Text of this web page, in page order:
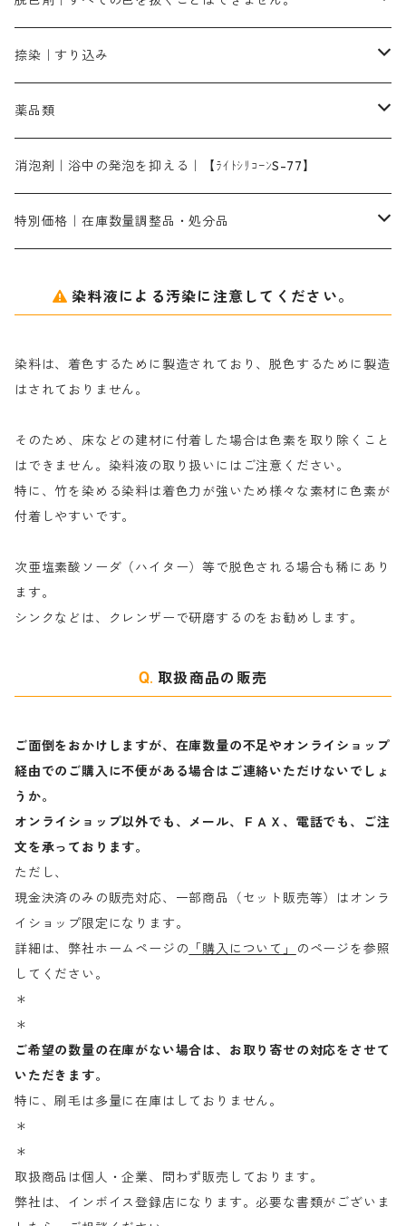
1kg
ローズMB｜鮮やかなピンク色）
スカイブルーMG｜緑みの空色
ターキスブルーHNG｜緑みの空色
片羽刷毛
型洗いブラシ
レオニールEHC｜反応染料用
ソルバライトS-70｜各種繊維の浸し染めに使用可能
染料の定着向上剤
ライトフィックスAコンク｜綿・麻もしくは直接染料で染めた素材
シルクフィックス３A｜絹の染料定着向上剤
アルカリ剤｜反応染料用
ソーダ灰
染料溶解剤
セレナゾールPDN｜各種染料の染料溶解剤
白場汚染防止剤
海藻系
たんぱく質系
化学糊（PVA）
防腐剤｜アルカリ性
脱色剤
全体脱色｜ハイドロサルファイトコンク
部分脱色｜デグロリンSコンク
脱色助剤｜浸透・複色抑制剤
メイプロガムNP｜にじみ防止剤
アミラヂンD｜浸透・複色抑制剤
捺染｜すり込み
染料溶解剤｜染料の均一な浸透・吸着を補助する
捺染糊
メイプロガムNP（綿・麻・絹用｜直接・酸性・含金染料用）
白場汚染防止剤｜ソーピング剤｜水洗する際の再汚染防止剤
薬品類
ア行
カ行
ナ行
ハ行
マ行
消泡剤｜浴中の発泡を抑える｜【ﾗｲﾄｼﾘｺｰﾝS-77】
特別価格｜在庫数量調整品・処分品
粉末顔料
綿・麻を染める染料
絹・羊毛を染める染料
染料液による汚染に注意してください。
染料は、着色するために製造されており、脱色するために製造
はされておりません。
そのため、床などの建材に付着した場合は色素を取り除くこと
はできません。染料液の取り扱いにはご注意ください。
特に、竹を染める染料は着色力が強いため様々な素材に色素が
付着しやすいです。
次亜塩素酸ソーダ（ハイター）等で脱色される場合も稀にあり
ます。
シンクなどは、クレンザーで研磨するのをお勧めします。
取扱商品の販売
ご面倒をおかけしますが、在庫数量の不足やオンライショップ
経由でのご購入に不便がある場合はご連絡いただけないでしょ
うか。
オンライショップ以外でも、メール、ＦＡＸ、電話でも、ご注
文を承っております。
ただし、
現金決済のみの販売対応、一部商品（セット販売等）はオンラ
イショップ限定になります。
詳細は、弊社ホームページの 「購入について」
のページを参照
してください。
＊
＊
ご希望の数量の在庫がない場合は、お取り寄せの対応をさせて
いただきます。
特に、刷毛は多量に在庫はしておりません。
＊
＊
取扱商品は個人・企業、問わず販売しております。
弊社は、インボイス登録店になります。必要な書類がございま